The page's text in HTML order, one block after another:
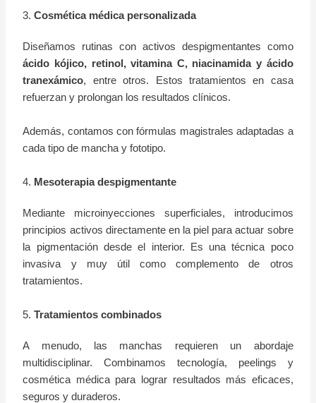
3.Cosmética médica personalizada
Diseñamos rutinas con activos despigmentantes como
ácido kójico, retinol, vitamina C, niacinamida y ácido
tranexámico, entre otros. Estos tratamientos en casa
refuerzan y prolongan los resultados clínicos.
Además, contamos con fórmulas magistrales adaptadas a
cada tipo de mancha y fototipo.
4. Mesoterapia despigmentante
Mediante microinyecciones superficiales, introducimos
principios activos directamente en la piel para actuar sobre
la pigmentación desde el interior. Es una técnica poco
invasiva y muy útil como complemento de otros
tratamientos.
5.Tratamientos combinados
A menudo, las manchas requieren un abordaje
multidisciplinar. Combinamos tecnología, peelings y
cosmética médica para lograr resultados más eficaces,
seguros y duraderos.